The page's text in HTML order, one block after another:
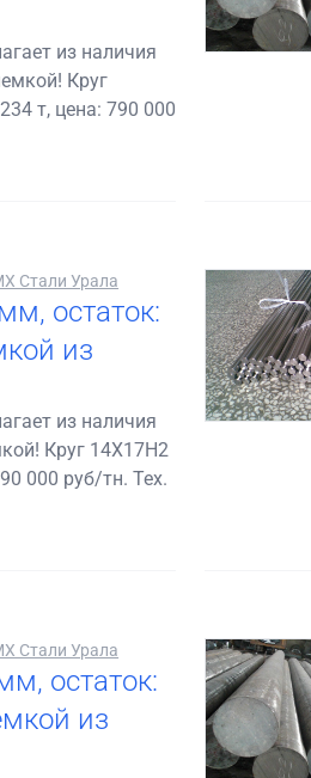
из наличия
Круг
т, цена: 790 000
Стали Урала
остаток:
из
из наличия
Круг 14Х17Н2
000 руб/тн. Тех.
Стали Урала
остаток:
из